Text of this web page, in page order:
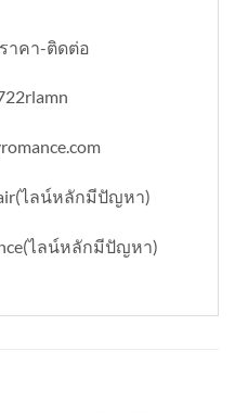
าคา-ติดต่อ
ไลน์หลักมีปัญหา)
ไลน์หลักมีปัญหา)